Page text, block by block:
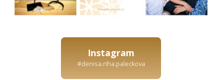
Instagram
#denisa.riha.paleckova